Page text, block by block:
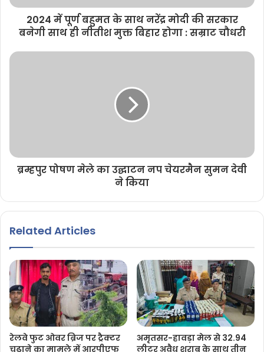
2024 में पूर्ण बहुमत के साथ नरेंद्र मोदी की सरकार
बनेगी साथ ही नीतीश मुक्त बिहार होगा : सम्राट चौधरी
ब्रम्हपुर पोषण मेले का उद्घाटन नप चेयरमैन सुमन देवी
ने किया
Related Articles
रेलवे फुट ओवर ब्रिज पर ट्रैक्टर
चढ़ाने का मामले में आरपीएफ
अमृतसर-हावड़ा मेल से 32.94
लीटर अवैध शराब के साथ तीन